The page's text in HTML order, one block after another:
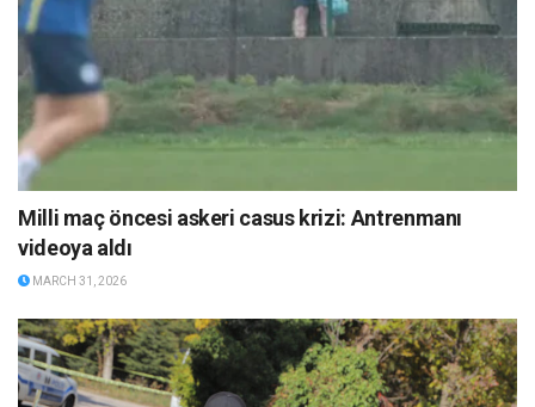
Milli maç öncesi askeri casus krizi: Antrenmanı
videoya aldı
MARCH 31, 2026